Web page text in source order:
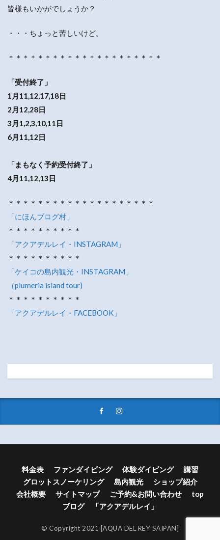
皆様もいかがでしょうか？
・・・ちょっと苦しいけど。
＊＊＊＊＊＊＊＊＊＊＊＊＊＊＊＊＊＊＊＊＊
「受付終了」
1月11,12,17,18日
2月12,28日
3月1,2,3,10,11日
6月11,12日
「まもなく予約受付終了」
4月11,12,13日
＊＊＊＊＊＊＊＊＊＊＊＊＊＊＊＊＊＊＊＊
「にほんブログ村」
＊＊＊＊＊＊＊＊＊＊
「アクアデルレイ・INSTAGRAM」
＊＊＊＊＊＊＊＊＊＊
「ケイコの島内観光・INSTAGRAM」
（plumeria island tour)
＊＊＊＊＊＊＊＊＊＊
「アクアデルレイ・FACEBOOK」
料金表 ファンダイビング 体験ダイビング
講習
グロットスノーケリング
島内観光
ショップ紹介
会社概要
サイトマップ ご予約&お問い合わせ
top
ブログ 「アクアデルレイ」
© Copyright 2021 [AQUA DEL REY SAIPAN]